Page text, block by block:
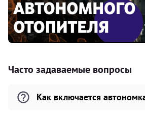
Часто задаваемые вопросы
Как включается